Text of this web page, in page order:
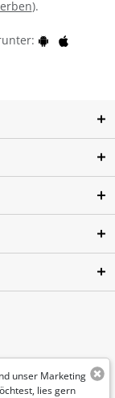
).
unser Marketing
lies gern